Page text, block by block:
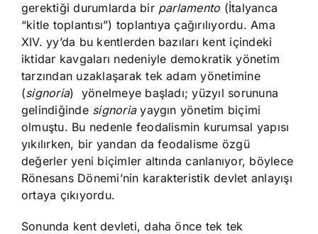
gerektiği durumlarda bir parlamento (İtalyanca
“kitle toplantısı”) toplantıya çağırılıyordu. Ama
XIV. yy’da bu kentlerden bazıları kent içindeki
iktidar kavgaları nedeniyle demokratik yönetim
tarzından uzaklaşarak tek adam yönetimine
(signoria) yönelmeye başladı; yüzyıl sorununa
gelindiğinde signoriayaygın yönetim biçimi
olmuştu. Bu nedenle feodalismin kurumsal yapısı
yıkılırken, bir yandan da feodalisme özgü
değerler yeni biçimler altında canlanıyor, böylece
Rönesans Dönemi’nin karakteristik devlet anlayışı
ortaya çıkıyordu.
Sonunda kent devleti, daha önce tek tek